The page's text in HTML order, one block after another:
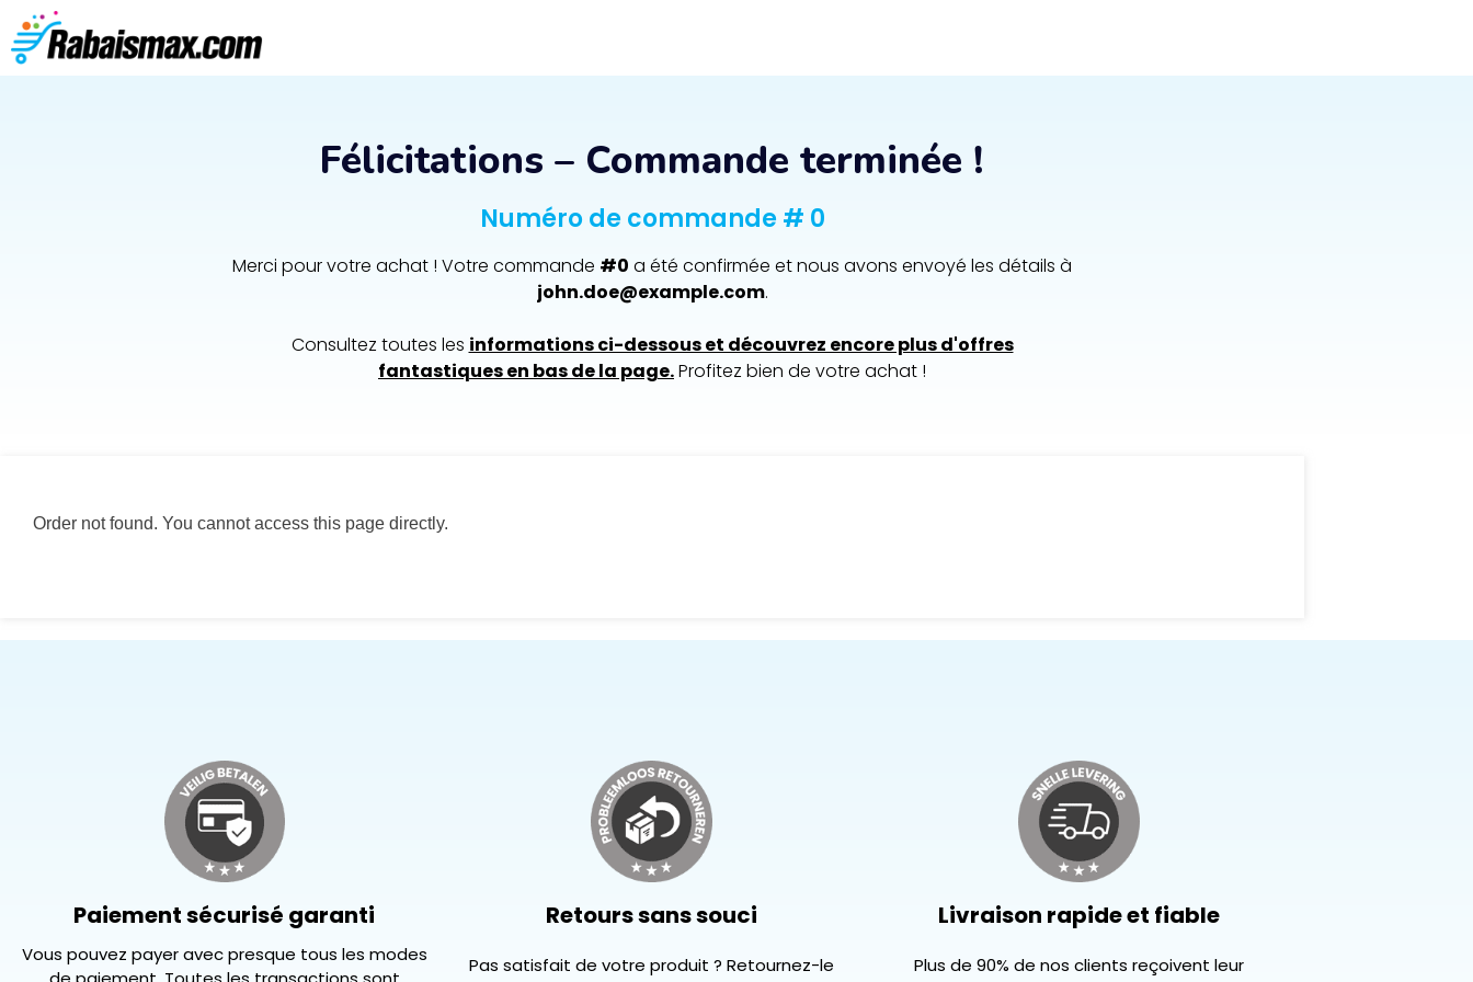
Félicitations – Commande terminée !
Numéro de commande # 0
Merci pour votre achat ! Votre commande #0 a été confirmée et nous avons envoyé les détails à
john.doe@example.com.
Consultez toutes les informations ci-dessous et découvrez encore plus d'offres
fantastiques en bas de la page.Profitez bien de votre achat !
Order not found. You cannot access this page directly.
Paiement sécurisé garanti
Vous pouvez payer avec presque tous les modes
Retours sans souci
Pas satisfait de votre produit ? Retournez-le
Livraison rapide et fiable
Plus de 90% de nos clients reçoivent leur